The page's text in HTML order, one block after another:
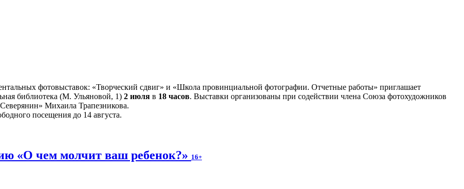
фотовыставок: «Творческий сдвиг» и «Школа провинциальной фотографии. Отчетные работы» приглашает
библиотека (М. Ульяновой, 1) 2 июля в 18 часов. Выставки организованы при содействии члена Союза фотохудожников
Михаила Трапезникова.
посещения до 14 августа.
«О чем молчит ваш ребенок?» 16+